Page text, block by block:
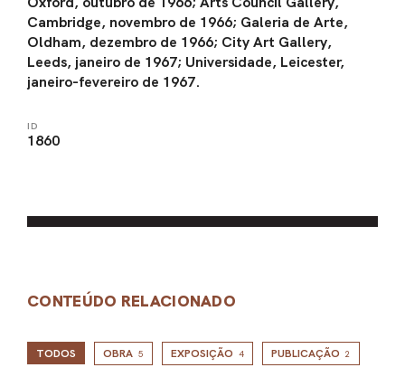
Cambridge, novembro de 1966; Galeria de Arte,
Oldham, dezembro de 1966; City Art Gallery,
Leeds, janeiro de 1967; Universidade, Leicester,
janeiro-fevereiro de 1967.
ID
1860
CONTEÚDO RELACIONADO
TODOS OBRA 5 EXPOSIÇÃO 4 PUBLICAÇÃO 2